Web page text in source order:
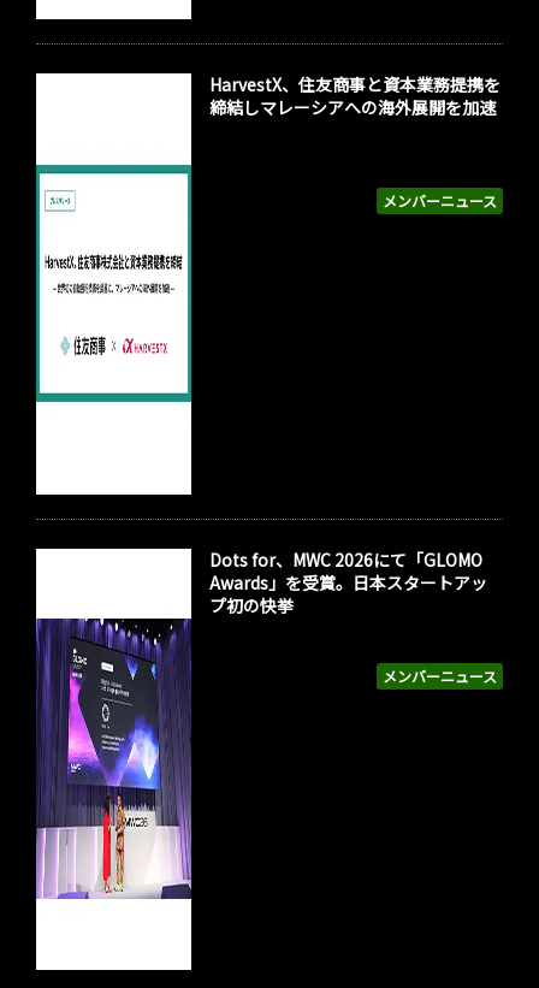
メンバーニュース
HarvestX、住友商事と資本業務提携を
締結しマレーシアへの海外展開を加速
メンバーニュース
Dots for、MWC 2026にて「GLOMO
Awards」を受賞。日本スタートアッ
プ初の快挙